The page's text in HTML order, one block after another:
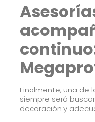
Finalmente, una de
siempre será
decoración y